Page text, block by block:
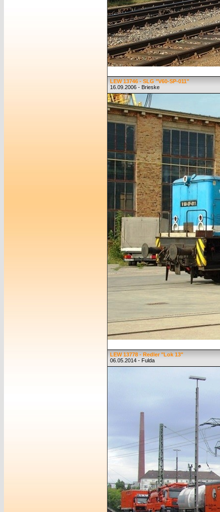
LEW 13746 - SLG "V60-SP-011"
16.09.2006 - Brieske
LEW 13778 - Redler "Lok 13"
06.05.2014 - Fulda